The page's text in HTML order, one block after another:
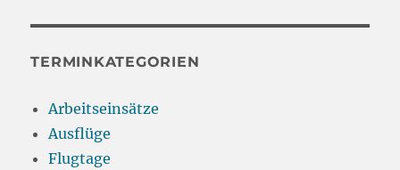
TERMINKATEGORIEN
Arbeitseinsätze
Ausflüge
Flugtage